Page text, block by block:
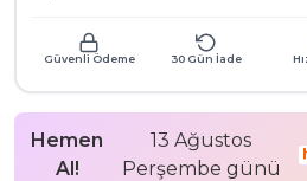
Güvenli Ödeme 30 Gün İade
Hemen
Al!
13 Ağustos
Perşembe günü